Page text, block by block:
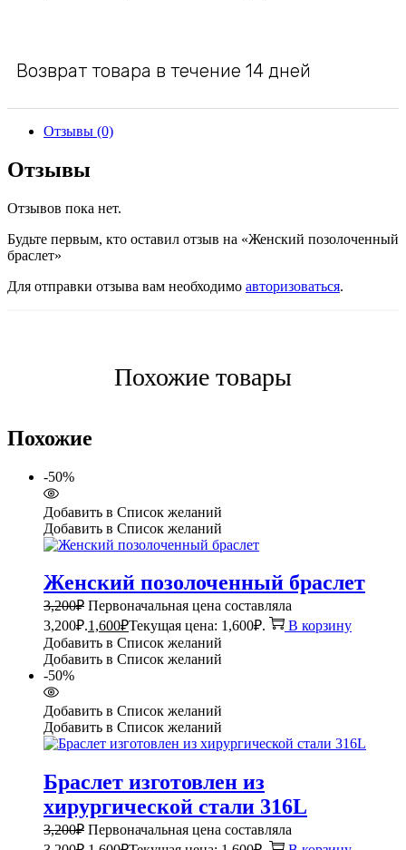
Возврат товара в течение 14 дней
Отзывы (0)
Отзывы
Отзывов пока нет.
Будьте первым, кто оставил отзыв на «Женский позолоченный
браслет»
Для отправки отзыва вам необходимо авторизоваться.
Похожие товары
Похожие
-50%
Добавить в Список желаний
Добавить в Список желаний
Женский позолоченный браслет
3,200₽ Первоначальная цена составляла
3,200₽.1,600₽Текущая цена: 1,600₽.
В корзину
Добавить в Список желаний
Добавить в Список желаний
-50%
Добавить в Список желаний
Добавить в Список желаний
Браслет изготовлен из
хирургической стали 316L
3,200₽ Первоначальная цена составляла